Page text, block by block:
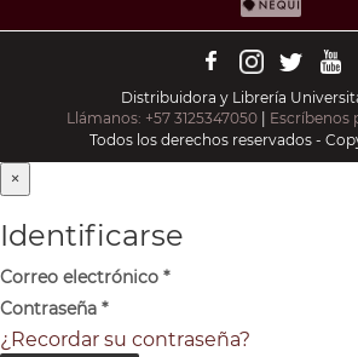
Distribuidora y Librería
Llámanos: +57 3125347050 | Escríbenos
Todos los derechos reservados -
×
Identificarse
Correo electrónico *
Contraseña *
¿Recordar su contraseña?